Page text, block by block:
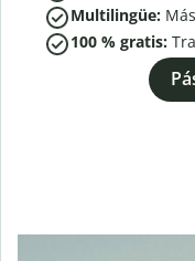
Multilingüe:
100 % gratis: